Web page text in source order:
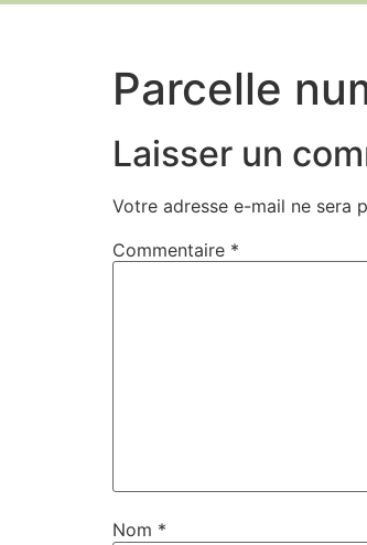
Parcelle
Laisser un
Votre adresse e-mail ne sera
Commentaire *
Nom *